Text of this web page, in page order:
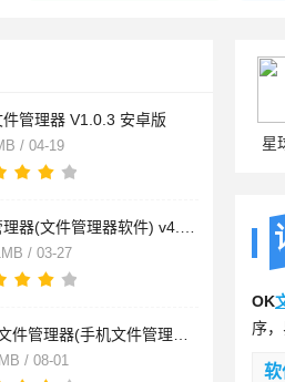
件管理器 V1.0.3 安卓版
/ 04-19
/ 03-27
/ 08-01
星
OK
序
软